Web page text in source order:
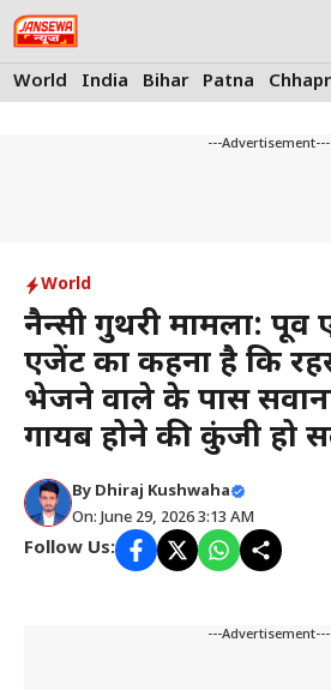
Skip
to
content
World India Bihar Patna
---Advertisement---
World
नैन्सी गुथरी मामला:
एजेंट का कहना है कि
भेजने वाले के पास
गायब होने की कुंजी हो
By Dhiraj Kushwaha
On: June 29, 2026 3:13 AM
Follow Us:
---Advertisement---